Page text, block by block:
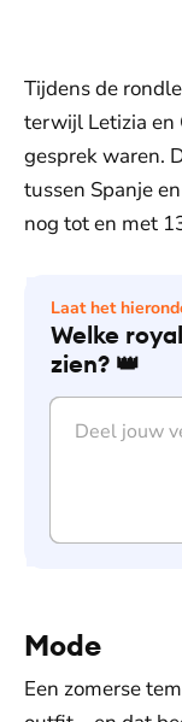
Tijdens de
terwijl Letizia en
gesprek waren.
tussen Spanje
nog tot en met
Laat het
Welke
zien? 👑
Mode
Een zomerse